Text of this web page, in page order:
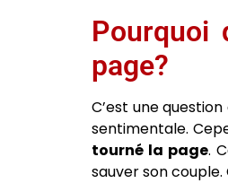
Pourquoi
page?
C’est une
sentimentale.
tourné la page.
sauver son